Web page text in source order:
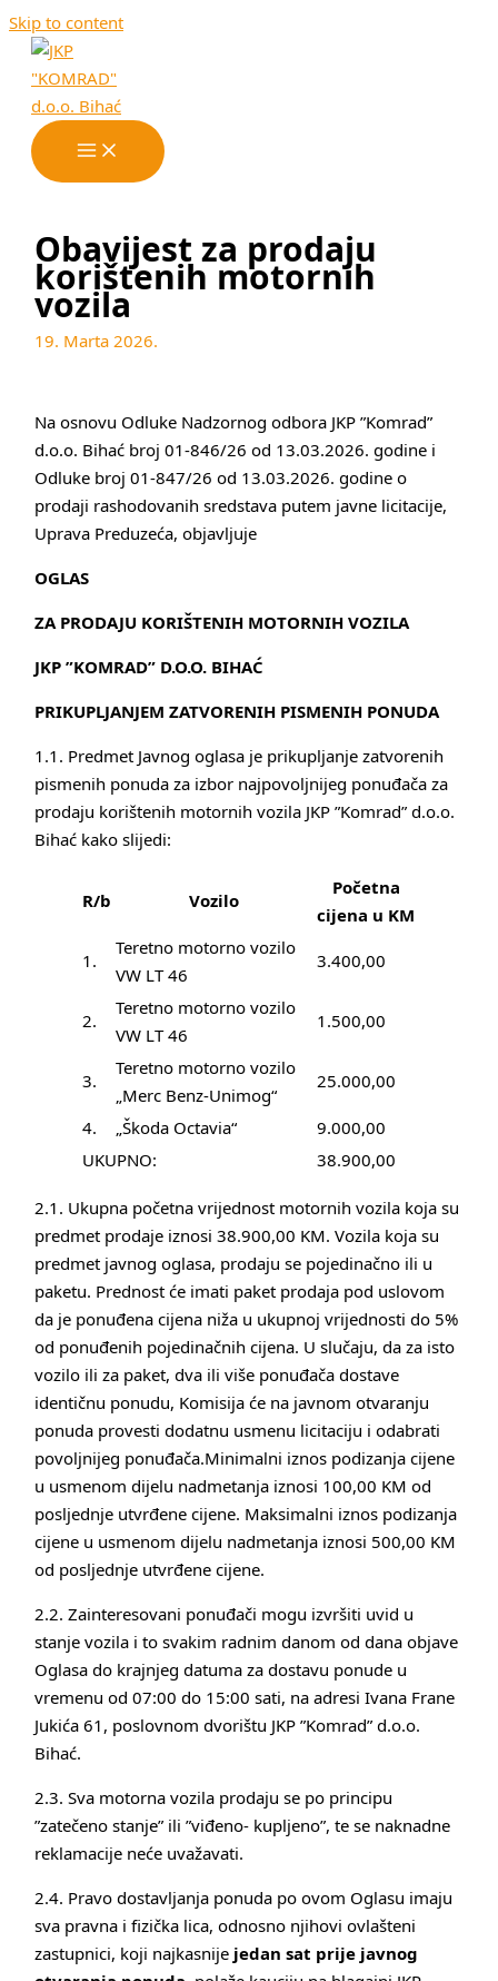
Skip to content
Obavijest za prodaju
korištenih motornih
vozila
19. Marta 2026.
Na osnovu Odluke Nadzornog odbora JKP ”Komrad”
d.o.o. Bihać broj 01-846/26 od 13.03.2026. godine i
Odluke broj 01-847/26 od 13.03.2026. godine o
prodaji rashodovanih sredstava putem javne licitacije,
Uprava Preduzeća, objavljuje
OGLAS
ZA PRODAJU KORIŠTENIH MOTORNIH VOZILA
JKP ”KOMRAD” D.O.O. BIHAĆ
PRIKUPLJANJEM ZATVORENIH PISMENIH PONUDA
1.1. Predmet Javnog oglasa je prikupljanje zatvorenih
pismenih ponuda za izbor najpovoljnijeg ponuđača za
prodaju korištenih motornih vozila JKP ”Komrad” d.o.o.
Bihać kako slijedi:
R/b Vozilo
Početna
cijena u KM
1.
Teretno motorno vozilo
VW LT 46
3.400,00
2.
Teretno motorno vozilo
VW LT 46
1.500,00
3.
Teretno motorno vozilo
„Merc Benz-Unimog“
25.000,00
4. „Škoda Octavia“
9.000,00
UKUPNO:
38.900,00
2.1. Ukupna početna vrijednost motornih vozila koja su
predmet prodaje iznosi 38.900,00 KM. Vozila koja su
predmet javnog oglasa, prodaju se pojedinačno ili u
paketu. Prednost će imati paket prodaja pod uslovom
da je ponuđena cijena niža u ukupnoj vrijednosti do 5%
od ponuđenih pojedinačnih cijena. U slučaju, da za isto
vozilo ili za paket, dva ili više ponuđača dostave
identičnu ponudu, Komisija će na javnom otvaranju
ponuda provesti dodatnu usmenu licitaciju i odabrati
povoljnijeg ponuđača.Minimalni iznos podizanja cijene
u usmenom dijelu nadmetanja iznosi 100,00 KM od
posljednje utvrđene cijene. Maksimalni iznos podizanja
cijene u usmenom dijelu nadmetanja iznosi 500,00 KM
od posljednje utvrđene cijene.
2.2. Zainteresovani ponuđači mogu izvršiti uvid u
stanje vozila i to svakim radnim danom od dana objave
Oglasa do krajnjeg datuma za dostavu ponude u
vremenu od 07:00 do 15:00 sati, na adresi Ivana Frane
Jukića 61, poslovnom dvorištu JKP ”Komrad” d.o.o.
Bihać.
2.3. Sva motorna vozila prodaju se po principu
”zatečeno stanje” ili ”viđeno- kupljeno”, te se naknadne
reklamacije neće uvažavati.
2.4. Pravo dostavljanja ponuda po ovom Oglasu imaju
sva pravna i fizička lica, odnosno njihovi ovlašteni
zastupnici, koji najkasnije jedan sat prije javnog